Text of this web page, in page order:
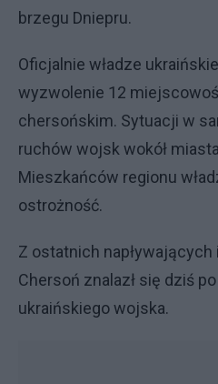
brzegu Dniepru.
Oficjalnie władze
wyzwolenie 12
chersońskim. Sytuacji w
ruchów wojsk wokół
Mieszkańców regionu
ostrożność.
Z ostatnich
Chersoń znalazł się dziś
ukraińskiego wojska.